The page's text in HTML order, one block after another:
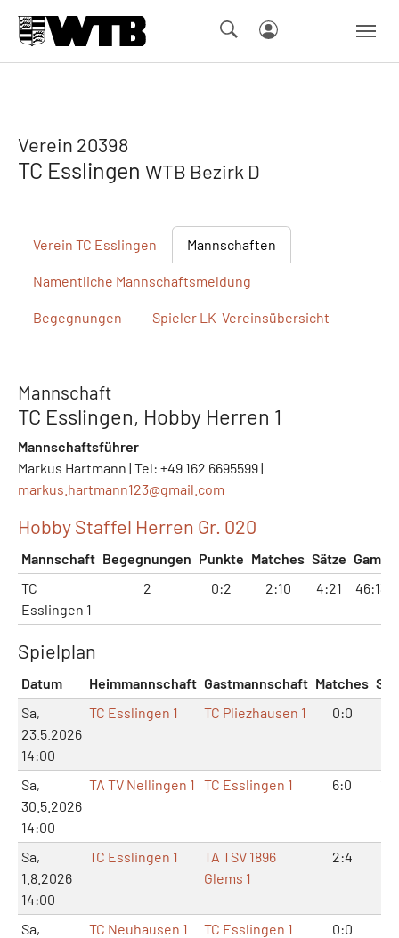
Verein 20398
TC Esslingen WTB Bezirk D
Verein TC Esslingen Mannschaften
Namentliche Mannschaftsmeldung
Begegnungen Spieler LK-Vereinsübersicht
Mannschaft
TC Esslingen, Hobby Herren 1
Mannschaftsführer
Markus Hartmann | Tel: +49 162 6695599 |
markus.hartmann123@gmail.com
Hobby Staffel Herren Gr. 020
Mannschaft Begegnungen Punkte Matches Sätze Games
TC
Esslingen 1
2 0:2 2:10 4:21 46:138
Spielplan
Datum Heimmannschaft Gastmannschaft Matches
Sa,
23.5.2026
14:00
TC Esslingen 1 TC Pliezhausen 1 0:0
Sa,
30.5.2026
14:00
TA TV Nellingen 1 TC Esslingen 1 6:0
Sa,
1.8.2026
14:00
TC Esslingen 1
TA TSV 1896
Glems 1
2:4
Sa,
TC Neuhausen 1 TC Esslingen 1 0:0